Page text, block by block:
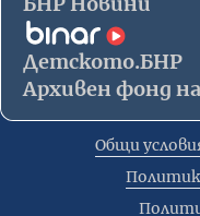
Детското.БНР
Архивен фонд
Общи